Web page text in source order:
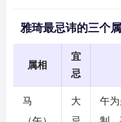
雅琦最忌讳的三个
属相
宜
忌
马
大
午